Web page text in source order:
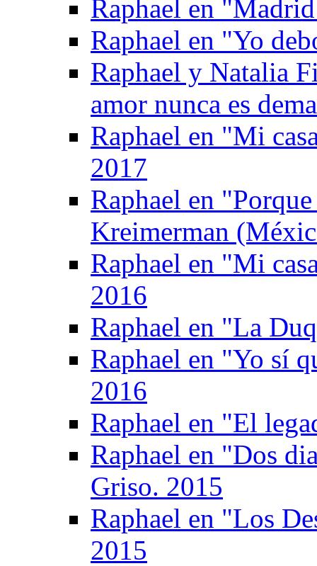
Raphael en
Raphael en "Yo
Raphael y Natalia
amor nunca es
Raphael en "Mi
2017
Raphael en
Kreimerman
Raphael en "Mi
2016
Raphael en "La
Raphael en "Yo sí
2016
Raphael en "El
Raphael en "Dos
Griso. 2015
Raphael en "Los
2015